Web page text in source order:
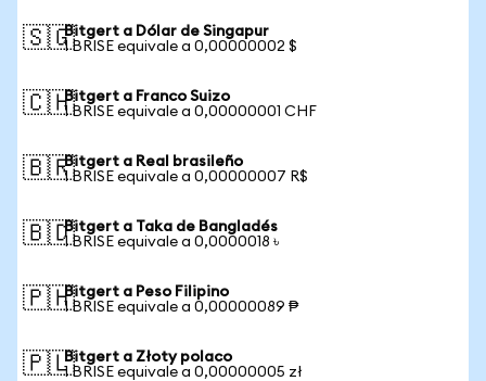
🇸🇬Bitgert a Dólar de Singapur
1 BRISE equivale a 0,00000002 $
🇨🇭Bitgert a Franco Suizo
1 BRISE equivale a 0,00000001 CHF
🇧🇷Bitgert a Real brasileño
1 BRISE equivale a 0,00000007 R$
🇧🇩Bitgert a Taka de Bangladés
1 BRISE equivale a 0,0000018 ৳
🇵🇭Bitgert a Peso Filipino
1 BRISE equivale a 0,00000089 ₱
🇵🇱Bitgert a Złoty polaco
1 BRISE equivale a 0,00000005 zł